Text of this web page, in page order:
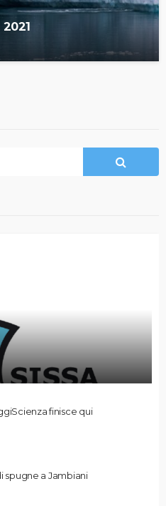
finisce qui
spugne a Jambiani